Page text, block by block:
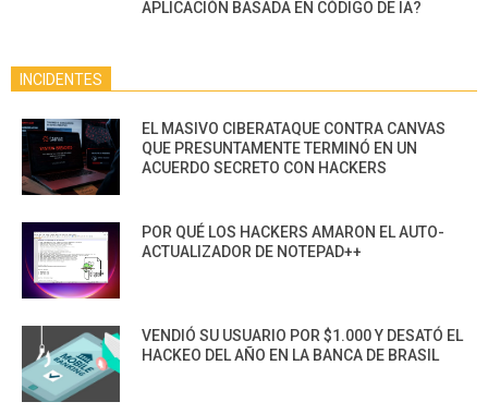
APLICACIÓN BASADA EN CÓDIGO DE IA?
INCIDENTES
EL MASIVO CIBERATAQUE CONTRA CANVAS
QUE PRESUNTAMENTE TERMINÓ EN UN
ACUERDO SECRETO CON HACKERS
POR QUÉ LOS HACKERS AMARON EL AUTO-
ACTUALIZADOR DE NOTEPAD++
VENDIÓ SU USUARIO POR $1.000 Y DESATÓ EL
HACKEO DEL AÑO EN LA BANCA DE BRASIL